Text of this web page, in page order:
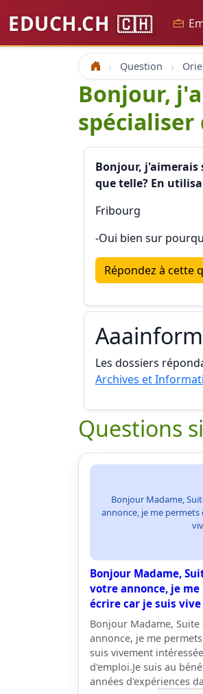
EDUCH.CH 🇨🇭
Accueil Question
Bonjour,
spécialiser
Bonjour, j'aimerais
que telle? En
Fribourg
-Oui bien sur
Répondez à cette
Les dossiers
Archives et
Questions
Bonjour Madame,
annonce, je me permets
Bonjour Madame,
votre annonce, je
écrire car je suis vive
Bonjour Madame,
annonce, je me
suis vivement
d'emploi.Je suis au
années d'expériences